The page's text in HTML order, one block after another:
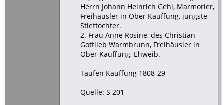
Herrn Johann Heinrich Gehl, Marmorier,
Freihäusler in Ober Kauffung, jüngste
Stieftochter.
2. Frau Anne Rosine, des Christian
Gottlieb Warmbrunn, Freihäusler in
Ober Kauffung, Ehweib.
Taufen Kauffung 1808-29
Quelle: S 201